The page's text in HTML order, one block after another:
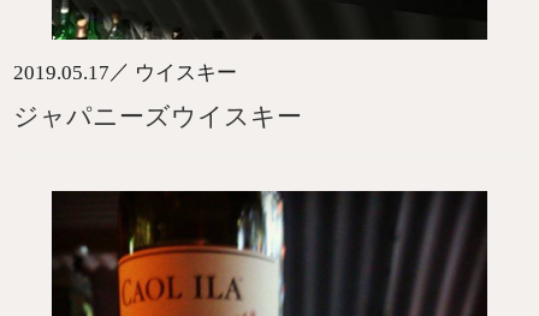
2019.05.17 ／ ウイスキー
ジャパニーズウイスキー